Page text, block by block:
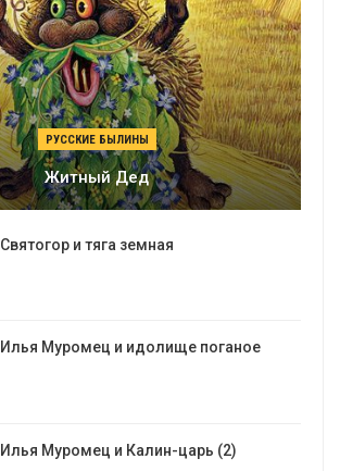
РУССКИЕ БЫЛИНЫ
Житный Дед
Святогор и тяга земная
Илья Муромец и идолище поганое
Илья Муромец и Калин-царь (2)